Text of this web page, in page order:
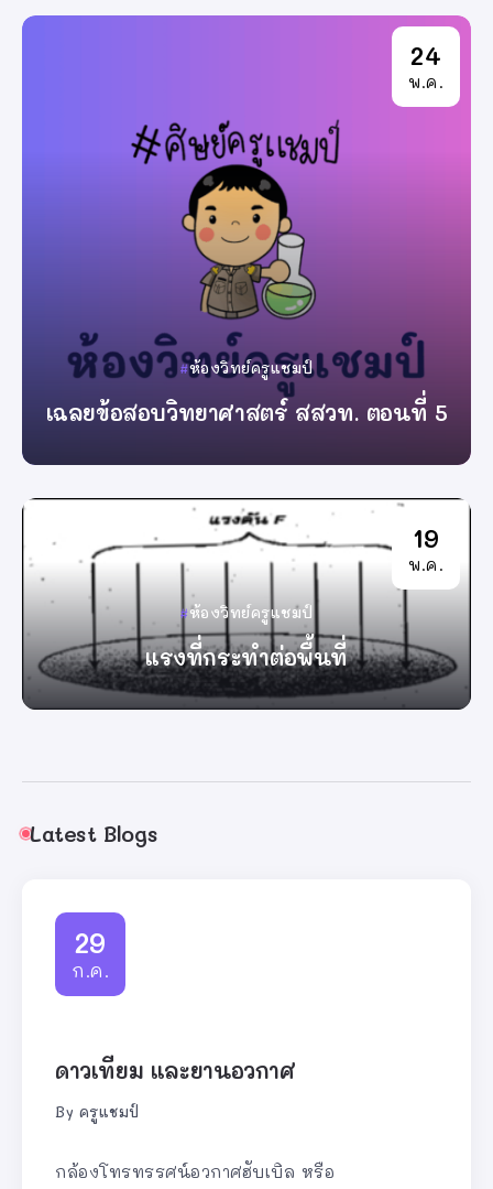
ห้องวิทย์ครูแชมป์
เฉลยข้อสอบวิทยาศาสตร์ สสวท. ตอนที่ 5
By ครูแชมป์
24
พ.ค.
ห้องวิทย์ครูแชมป์
แรงที่กระทำต่อพื้นที่
By ครูแชมป์
19
พ.ค.
Latest Blogs
29
ก.ค.
ดาวเทียม และยานอวกาศ
By ครูแชมป์
กล้องโทรทรรศน์อวกาศฮับเบิล หรือ